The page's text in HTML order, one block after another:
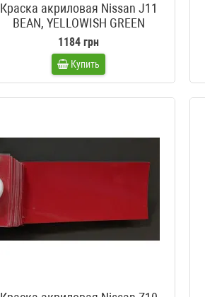
Краска акриловая Nissan J11
BEAN, YELLOWISH GREEN
1184 грн
Купить